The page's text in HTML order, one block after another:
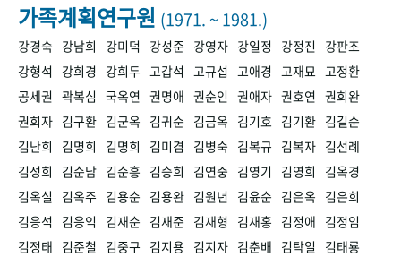
VR 역사관
가족계획연구원 (1971. ~ 1981.)
강경숙 강남희 강미덕 강성준 강영자 강일정 강정진
강판조
강형석
강희경 강희두 고갑석 고규섭 고애경 고재묘 고정환
공세권 곽복심 국옥연 권명애 권순인 권애자 권호연 권희완
권희자 김구환 김군옥 김귀순 김금옥 김기호 김기환 김길순
김난희
김명희 김명희 김미겸 김병숙 김복규 김복자 김선례
김성희
김순남 김순흥 김승희 김연중 김영기 김영희
김옥경
김옥실
김옥주 김용순 김용완 김원년 김윤순 김은옥 김은희
김응석
김응익 김재순 김재준 김재형 김재홍 김정애 김정임
김정태 김준철 김중구 김지용 김지자 김춘배 김탁일
김태룡